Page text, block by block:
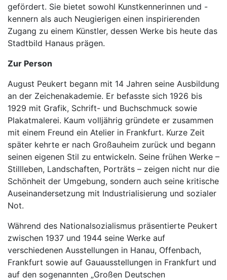
gefördert. Sie bietet sowohl Kunstkennerinnen und -
kennern als auch Neugierigen einen inspirierenden
Zugang zu einem Künstler, dessen Werke bis heute das
Stadtbild Hanaus prägen.
Zur Person
August Peukert begann mit 14 Jahren seine Ausbildung
an der Zeichenakademie. Er befasste sich 1926 bis
1929 mit Grafik, Schrift- und Buchschmuck sowie
Plakatmalerei. Kaum volljährig gründete er zusammen
mit einem Freund ein Atelier in Frankfurt. Kurze Zeit
später kehrte er nach Großauheim zurück und begann
seinen eigenen Stil zu entwickeln. Seine frühen Werke –
Stillleben, Landschaften, Porträts – zeigen nicht nur die
Schönheit der Umgebung, sondern auch seine kritische
Auseinandersetzung mit Industrialisierung und sozialer
Not.
Während des Nationalsozialismus präsentierte Peukert
zwischen 1937 und 1944 seine Werke auf
verschiedenen Ausstellungen in Hanau, Offenbach,
Frankfurt sowie auf Gauausstellungen in Frankfurt und
auf den sogenannten „Großen Deutschen